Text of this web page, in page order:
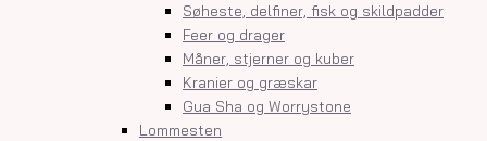
Søheste, delfiner, fisk og skildpadder
Feer og drager
Måner, stjerner og kuber
Kranier og græskar
Gua Sha og Worrystone
Lommesten